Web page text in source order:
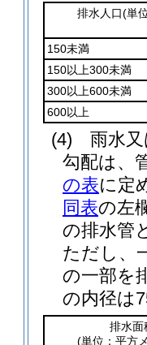
排水人口(単
150未満
150以上300未満
300以上600未満
600以上
(4)
雨水
勾配は、
の表に定
同表の左
の排水管
ただし、
の一部を
の内径は
排水面
(単位：平方